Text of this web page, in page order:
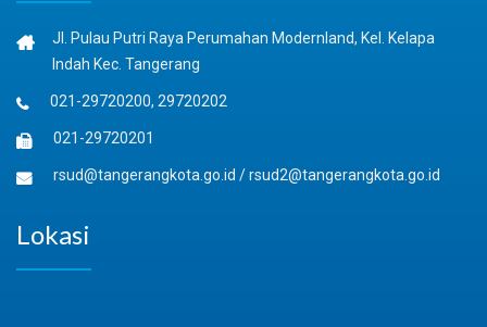
Jl. Pulau Putri Raya Perumahan Modernland, Kel. Kelapa
Indah Kec. Tangerang
021-29720200, 29720202
021-29720201
rsud@tangerangkota.go.id /rsud2@tangerangkota.go.id
Lokasi